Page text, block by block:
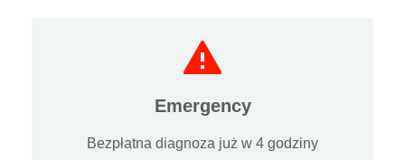
Emergency
Bezpłatna diagnoza już w 4 godziny